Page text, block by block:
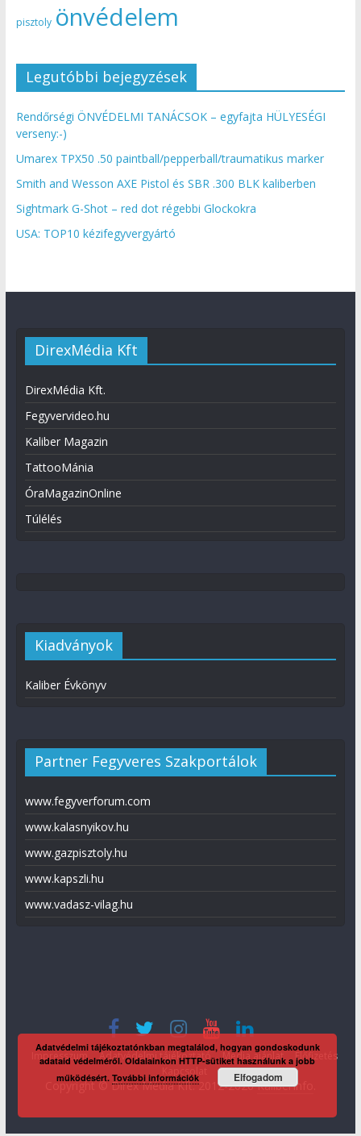
pisztoly önvédelem
Legutóbbi bejegyzések
Rendőrségi ÖNVÉDELMI TANÁCSOK – egyfajta HÜLYESÉGI
verseny:-)
Umarex TPX50 .50 paintball/pepperball/traumatikus marker
Smith and Wesson AXE Pistol és SBR .300 BLK kaliberben
Sightmark G-Shot – red dot régebbi Glockokra
USA: TOP10 kézifegyvergyártó
DirexMédia Kft
DirexMédia Kft.
Fegyvervideo.hu
Kaliber Magazin
TattooMánia
ÓraMagazinOnline
Túlélés
Kiadványok
Kaliber Évkönyv
Partner Fegyveres Szakportálok
www.fegyverforum.com
www.kalasnyikov.hu
www.gazpisztoly.hu
www.kapszli.hu
www.vadasz-vilag.hu
Impresszum Adatvédelmi tájékoztató Média ajánlat
Előfizetés
Copyright © Direx Média Kft. 2012-2026KaliberInfo
Adatvédelmi tájékoztatónkban megtalálod, hogyan gondoskodunk
adataid védelméről. Oldalainkon HTTP-sütiket használunk a jobb
működésért.További információk Elfogadom